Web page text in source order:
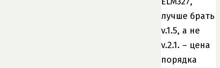
лучше брать
v.1.5, а не
v.2.1. – цена
порядка